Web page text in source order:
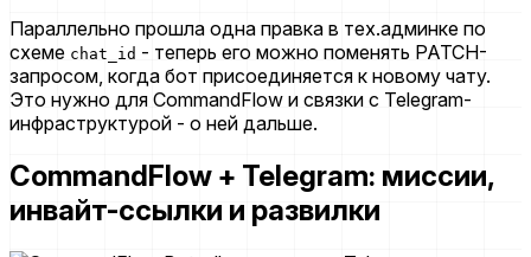
Параллельно прошла одна правка в тех.админке по
схеме chat_id - теперь его можно поменять PATCH-
запросом, когда бот присоединяется к новому чату.
Это нужно для CommandFlow и связки с Telegram-
инфраструктурой - о ней дальше.
CommandFlow + Telegram: миссии,
инвайт-ссылки и развилки